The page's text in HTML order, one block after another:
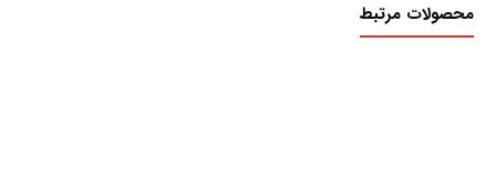
محصولات مرتبط